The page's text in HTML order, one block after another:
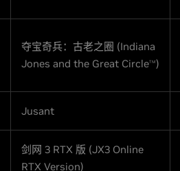
夺宝奇兵：古老之圈 (Indiana
Jones and the Great CircleTM)
Jusant
剑网 3 RTX 版 (JX3 Online
RTX Version)